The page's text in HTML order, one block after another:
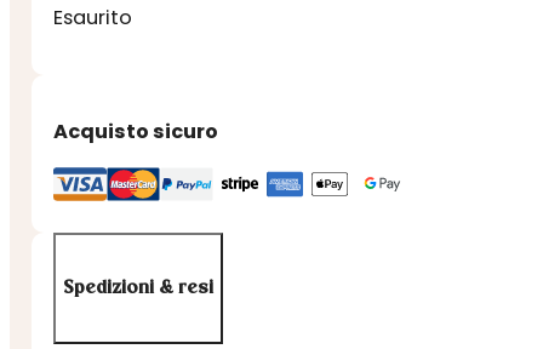
Esaurito
Acquisto sicuro
Spedizioni & resi